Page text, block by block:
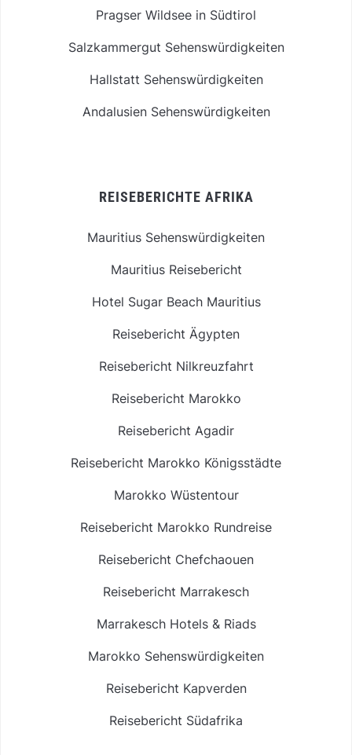
Pragser Wildsee in Südtirol
Salzkammergut Sehenswürdigkeiten
Hallstatt Sehenswürdigkeiten
Andalusien Sehenswürdigkeiten
REISEBERICHTE AFRIKA
Mauritius Sehenswürdigkeiten
Mauritius Reisebericht
Hotel Sugar Beach Mauritius
Reisebericht Ägypten
Reisebericht Nilkreuzfahrt
Reisebericht Marokko
Reisebericht Agadir
Reisebericht Marokko Königsstädte
Marokko Wüstentour
Reisebericht Marokko Rundreise
Reisebericht Chefchaouen
Reisebericht Marrakesch
Marrakesch Hotels & Riads
Marokko Sehenswürdigkeiten
Reisebericht Kapverden
Reisebericht Südafrika